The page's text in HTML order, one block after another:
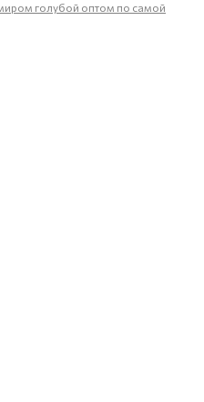
голубой оптом по самой